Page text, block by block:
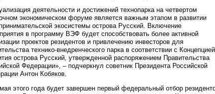
деятельности и достижений технопарка на четвертом
экономическом форуме является важным этапом в развитии
экосистемы острова Русский. Включение
в программу ВЭФ будет способствовать более активной
проектов резидентов и привлечению инвесторов для
технико-внедренческого парка в соответствии с Концепцией
острова Русский, утвержденной распоряжением Правительства
Федерации», – подчеркнул советник Президента Российской
Антон Кобяков.
этого года будет завершен первый федеральный отбор